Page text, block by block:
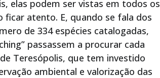
elas podem ser vistas em todos os
ficar atento. E, quando se fala dos
de 334 espécies catalogadas,
passassem a procurar cada
Teresópolis, que tem investido
ambiental e valorização das